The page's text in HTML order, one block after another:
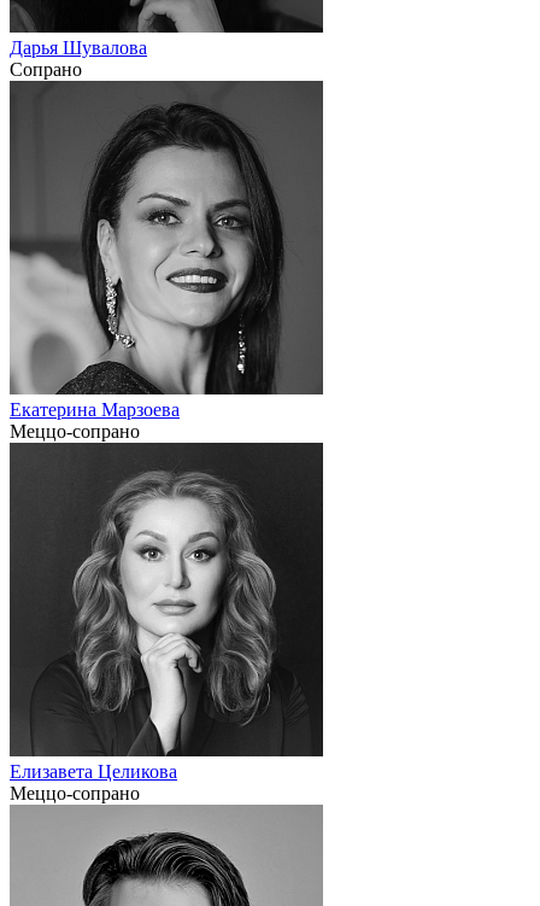
Дарья Шувалова
Сопрано
Екатерина Марзоева
Меццо-сопрано
Елизавета Целикова
Меццо-сопрано